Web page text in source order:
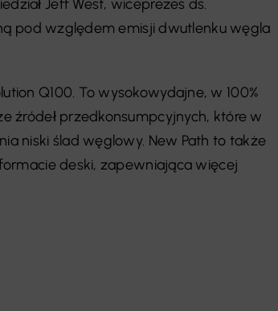
Jeff West, wiceprezes ds.
pod względem emisji dwutlenku węgla
Q100. To wysokowydajne, w 100%
źródeł przedkonsumpcyjnych, które w
niski ślad węglowy. New Path to także
deski, zapewniająca więcej